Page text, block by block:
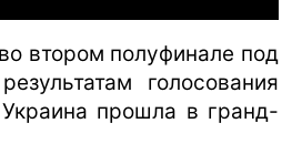
втором полуфинале под
голосования
прошла в гранд-